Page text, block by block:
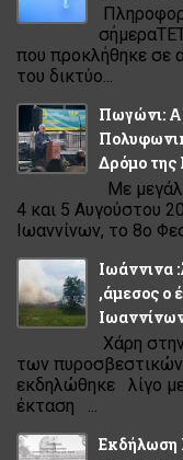
που προκλήθηκε σε
του δικτύο...
Πωγώνι:
Δρόμο
Με
4 και 5 Αυγούστου
Ιωαννίνων, το 8ο
Ιωάννινα
,άμεσος ο
Χάρη
των
εκδηλώθηκε λίγο
έκταση ...
Εκδήλωση